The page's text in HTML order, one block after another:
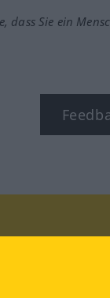
dass Sie ein
auf: